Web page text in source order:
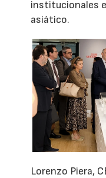
institucionales
asiático.
Lorenzo Piera,